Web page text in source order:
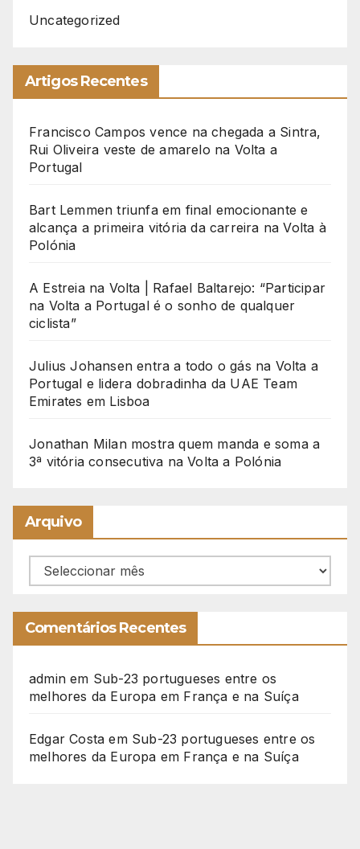
Uncategorized
Artigos Recentes
Francisco Campos vence na chegada a Sintra,
Rui Oliveira veste de amarelo na Volta a
Portugal
Bart Lemmen triunfa em final emocionante e
alcança a primeira vitória da carreira na Volta à
Polónia
A Estreia na Volta | Rafael Baltarejo: “Participar
na Volta a Portugal é o sonho de qualquer
ciclista”
Julius Johansen entra a todo o gás na Volta a
Portugal e lidera dobradinha da UAE Team
Emirates em Lisboa
Jonathan Milan mostra quem manda e soma a
3ª vitória consecutiva na Volta a Polónia
Arquivo
Arquivo
Comentários Recentes
admin em Sub-23 portugueses entre os
melhores da Europa em França e na Suíça
Edgar Costa em Sub-23 portugueses entre os
melhores da Europa em França e na Suíça